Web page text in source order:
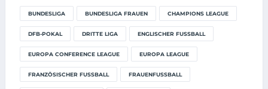
BUNDESLIGA BUNDESLIGA FRAUEN CHAMPIONS LEAGUE
DFB-POKAL DRITTE LIGA ENGLISCHER FUSSBALL
EUROPA CONFERENCE LEAGUE EUROPA LEAGUE
FRANZÖSISCHER FUSSBALL FRAUENFUSSBALL